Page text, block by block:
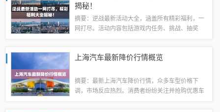
揭秘！
摘要：逆战最新活动大全，涵盖所有精彩福利，一
网打尽。活动内容包括游戏内任务、挑战、抽奖
戏体验。还有独家福利和惊喜活动等待玩家们探...
上海汽车最新降价行情概览
摘要：最新上海汽车降价行情，众多车型价格下
调，市场反应热烈。消费者纷纷关注并抢购优惠车